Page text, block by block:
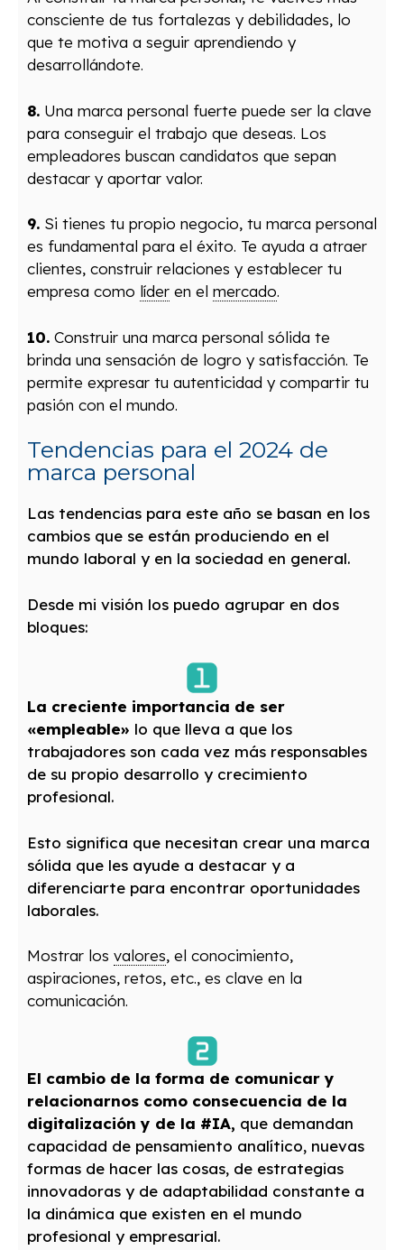
consciente de tus fortalezas y debilidades, lo
que te motiva a seguir aprendiendo y
desarrollándote.
8. Una marca personal fuerte puede ser la clave
para conseguir el trabajo que deseas. Los
empleadores buscan candidatos que sepan
destacar y aportar valor.
9. Si tienes tu propio negocio, tu marca personal
es fundamental para el éxito. Te ayuda a atraer
clientes, construir relaciones y establecer tu
empresa como líder en el mercado.
10. Construir una marca personal sólida te
brinda una sensación de logro y satisfacción. Te
permite expresar tu autenticidad y compartir tu
pasión con el mundo.
Tendencias para el 2024 de
marca personal
Las tendencias para este año se basan en los
cambios que se están produciendo en el
mundo laboral y en la sociedad en general.
Desde mi visión los puedo agrupar en dos
bloques:
La creciente importancia de ser
«empleable» lo que lleva a que los
trabajadores son cada vez más responsables
de su propio desarrollo y crecimiento
profesional.
Esto significa que necesitan crear una marca
sólida que les ayude a destacar y a
diferenciarte para encontrar oportunidades
laborales.
Mostrar los valores, el conocimiento,
aspiraciones, retos, etc., es clave en la
comunicación.
El cambio de la forma de comunicar y
relacionarnos como consecuencia de la
digitalización y de la #IA, que demandan
capacidad de pensamiento analítico, nuevas
formas de hacer las cosas, de estrategias
innovadoras y de adaptabilidad constante a
la dinámica que existen en el mundo
profesional y empresarial.